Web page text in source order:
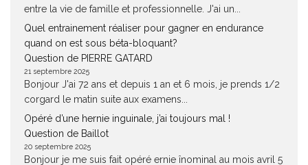
entre la vie de famille et professionnelle. J'ai un...
Quel entrainement réaliser pour gagner en endurance
quand on est sous béta-bloquant?
Question de PIERRE GATARD
21 septembre 2025
Bonjour J'ai 72 ans et depuis 1 an et 6 mois, je prends 1/2
corgard le matin suite aux examens...
Opéré d’une hernie inguinale, j’ai toujours mal !
Question de Baillot
20 septembre 2025
Bonjour je me suis fait opéré ernie înominal au mois avril 5